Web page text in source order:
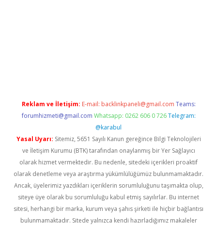
Reklam ve İletişim: E-mail: backlinkpaneli@gmail.com Teams:
forumhizmeti@gmail.com Whatsapp: 0262 606 0 726 Telegram:
@karabul
Yasal Uyarı: Sitemiz, 5651 Sayılı Kanun gereğince Bilgi Teknolojileri
ve İletişim Kurumu (BTK) tarafından onaylanmış bir Yer Sağlayıcı
olarak hizmet vermektedir. Bu nedenle, sitedeki içerikleri proaktif
olarak denetleme veya araştırma yükümlülüğümüz bulunmamaktadır.
Ancak, üyelerimiz yazdıkları içeriklerin sorumluluğunu taşımakta olup,
siteye üye olarak bu sorumluluğu kabul etmiş sayılırlar. Bu internet
sitesi, herhangi bir marka, kurum veya şahıs şirketi ile hiçbir bağlantısı
bulunmamaktadır. Sitede yalnızca kendi hazırladığımız makaleler